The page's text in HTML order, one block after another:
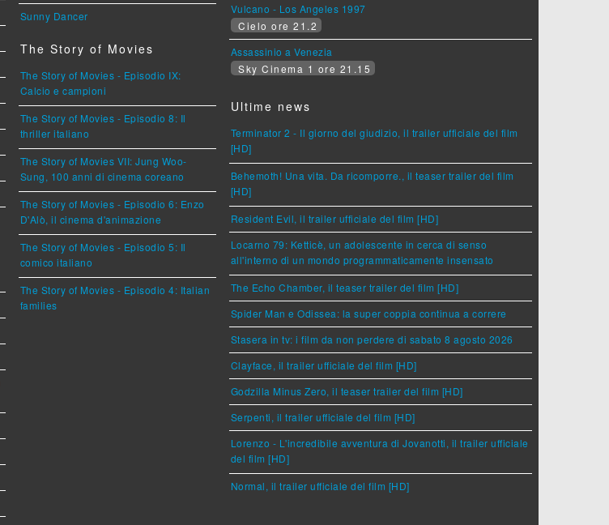
Sunny Dancer
The Story of Movies
The Story of Movies - Episodio IX:
Calcio e campioni
The Story of Movies - Episodio 8: Il
thriller italiano
The Story of Movies VII: Jung Woo-
Sung, 100 anni di cinema coreano
The Story of Movies - Episodio 6: Enzo
D'Alò, il cinema d'animazione
The Story of Movies - Episodio 5: Il
comico italiano
The Story of Movies - Episodio 4: Italian
families
Vulcano - Los Angeles 1997
Cielo ore 21.2
Assassinio a Venezia
Sky Cinema 1 ore 21.15
Ultime news
Terminator 2 - Il giorno del giudizio, il trailer ufficiale del film
[HD]
Behemoth! Una vita. Da ricomporre., il teaser trailer del film
[HD]
Resident Evil, il trailer ufficiale del film [HD]
Locarno 79: Ketticè, un adolescente in cerca di senso
all'interno di un mondo programmaticamente insensato
The Echo Chamber, il teaser trailer del film [HD]
Spider Man e Odissea: la super coppia continua a correre
Stasera in tv: i film da non perdere di sabato 8 agosto 2026
Clayface, il trailer ufficiale del film [HD]
Godzilla Minus Zero, il teaser trailer del film [HD]
Serpenti, il trailer ufficiale del film [HD]
Lorenzo - L'incredibile avventura di Jovanotti, il trailer ufficiale
del film [HD]
Normal, il trailer ufficiale del film [HD]